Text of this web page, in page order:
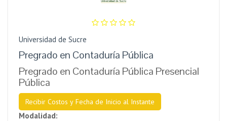
Universidad de Sucre
Pregrado en Contaduría Pública
Pregrado en Contaduría Pública Presencial
Pública
Recibir Costos y Fecha de Inicio al Instante
Modalidad: